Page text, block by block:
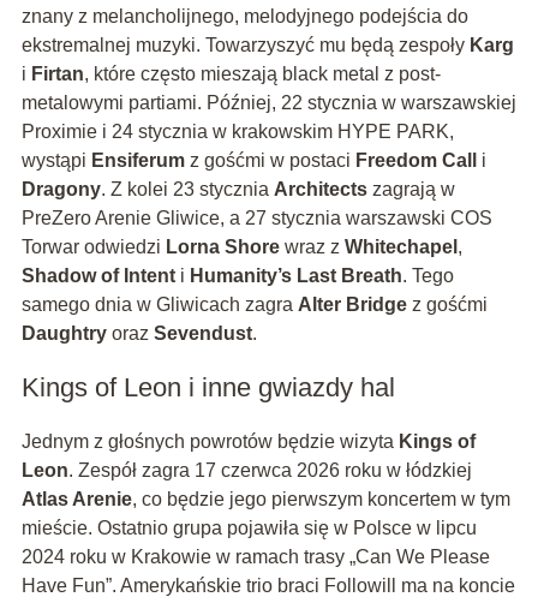
znany z melancholijnego, melodyjnego podejścia do
ekstremalnej muzyki. Towarzyszyć mu będą zespoły Karg
i Firtan, które często mieszają black metal z post-
metalowymi partiami. Później, 22 stycznia w warszawskiej
Proximie i 24 stycznia w krakowskim HYPE PARK,
wystąpi Ensiferumz gośćmi w postaci Freedom Call
i
Dragony. Z kolei 23 stycznia Architectszagrają w
PreZero Arenie Gliwice, a 27 stycznia warszawski COS
Torwar odwiedzi Lorna Shorewraz z Whitechapel ,
Shadow of Intenti Humanity’s Last Breath. Tego
samego dnia w Gliwicach zagra Alter Bridgez gośćmi
Daughtryoraz Sevendust.
Kings of Leon i inne gwiazdy hal
Jednym z głośnych powrotów będzie wizyta Kings of
Leon. Zespół zagra 17 czerwca 2026 roku w łódzkiej
Atlas Arenie, co będzie jego pierwszym koncertem w tym
mieście. Ostatnio grupa pojawiła się w Polsce w lipcu
2024 roku w Krakowie w ramach trasy „Can We Please
Have Fun”. Amerykańskie trio braci Followill ma na koncie